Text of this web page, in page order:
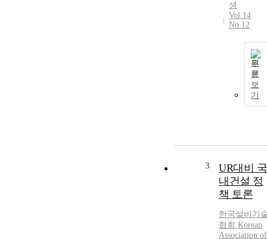
생
Vol.14
No.12
원
문
보
기
3
UR대비 국
내건설 정
책 토론
한국설비기
협회 ,Korean
Association of